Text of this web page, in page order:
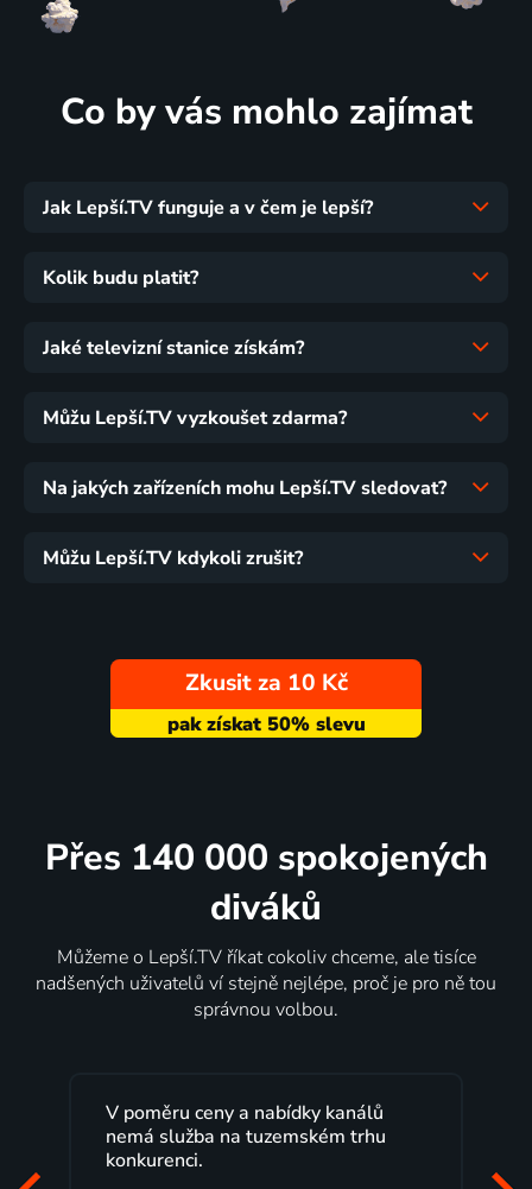
Co by vás mohlo zajímat
Jak Lepší.TV funguje a v čem je lepší?
Kolik budu platit?
Jaké televizní stanice získám?
Můžu Lepší.TV vyzkoušet zdarma?
Na jakých zařízeních mohu Lepší.TV sledovat?
Můžu Lepší.TV kdykoli zrušit?
Zkusit za 10 Kč
Přes 140 000 spokojených
diváků
Můžeme o Lepší.TV říkat cokoliv chceme, ale tisíce
nadšených uživatelů ví stejně nejlépe, proč je pro ně tou
správnou volbou.
Lepší.TV sleduji už několik let s
maximální spokojeností. Velký výběr
programů a nemuset běžet k TV na